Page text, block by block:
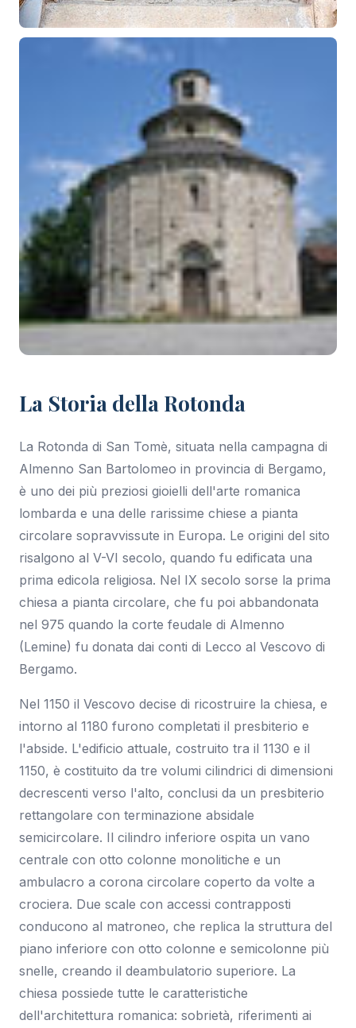
La Storia della Rotonda
La Rotonda di San Tomè, situata nella campagna di
Almenno San Bartolomeo in provincia di Bergamo,
è uno dei più preziosi gioielli dell'arte romanica
lombarda e una delle rarissime chiese a pianta
circolare sopravvissute in Europa. Le origini del sito
risalgono al V-VI secolo, quando fu edificata una
prima edicola religiosa. Nel IX secolo sorse la prima
chiesa a pianta circolare, che fu poi abbandonata
nel 975 quando la corte feudale di Almenno
(Lemine) fu donata dai conti di Lecco al Vescovo di
Bergamo.
Nel 1150 il Vescovo decise di ricostruire la chiesa, e
intorno al 1180 furono completati il presbiterio e
l'abside. L'edificio attuale, costruito tra il 1130 e il
1150, è costituito da tre volumi cilindrici di dimensioni
decrescenti verso l'alto, conclusi da un presbiterio
rettangolare con terminazione absidale
semicircolare. Il cilindro inferiore ospita un vano
centrale con otto colonne monolitiche e un
ambulacro a corona circolare coperto da volte a
crociera. Due scale con accessi contrapposti
conducono al matroneo, che replica la struttura del
piano inferiore con otto colonne e semicolonne più
snelle, creando il deambulatorio superiore. La
chiesa possiede tutte le caratteristiche
dell'architettura romanica: sobrietà, riferimenti ai